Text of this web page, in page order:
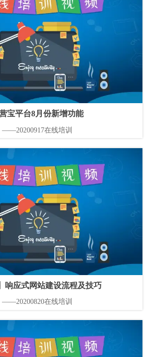
宝平台8月份新增功能
——20200917在线培训
响应式网站建设流程及技巧
——20200820在线培训